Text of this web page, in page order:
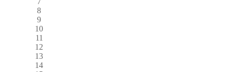
8
9
10
11
12
13
14